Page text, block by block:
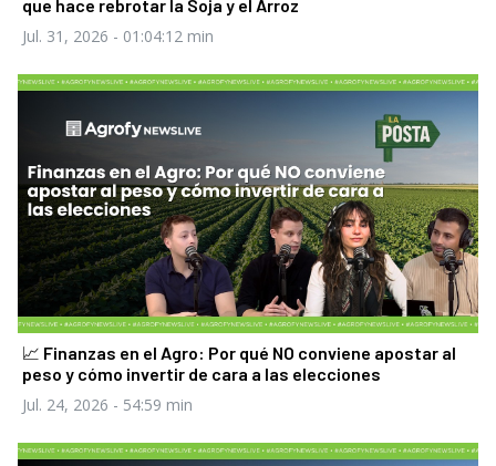
que hace rebrotar la Soja y el Arroz
Jul. 31, 2026 - 01:04:12 min
📈 Finanzas en el Agro: Por qué NO conviene apostar al
peso y cómo invertir de cara a las elecciones
Jul. 24, 2026 - 54:59 min